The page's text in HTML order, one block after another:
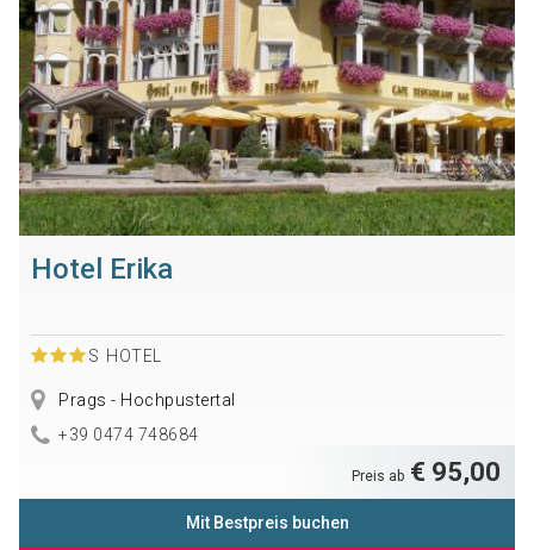
Hotel Erika
S HOTEL
Prags - Hochpustertal
+39 0474 748684
Preis ab € 95,00
Mit Bestpreis buchen